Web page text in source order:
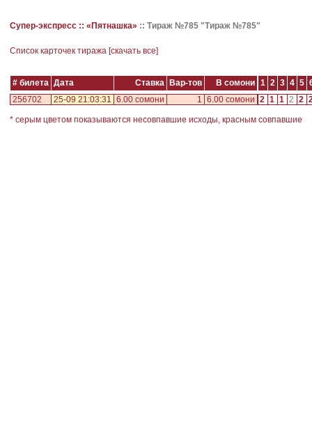
Супер-экспресс :: «Пятнашка» :: Тираж №785 "Тираж №785"
Cписок карточек тиража [скачать все]
# билета Дата Ставка Вар-тов В сомони 1 2 3 4 5
256702
25-09 21:03:31 6.00 сомони 1 6.00 сомони 2 1 1 2 2
* серым цветом показываются несовпавшие исходы, красным совпавшие